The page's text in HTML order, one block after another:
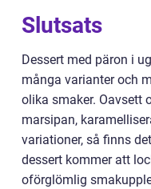
Slutsats
Dessert med päron i
många varianter och
olika smaker. Oavsett
marsipan,
variationer, så finns
dessert kommer att
oförglömlig